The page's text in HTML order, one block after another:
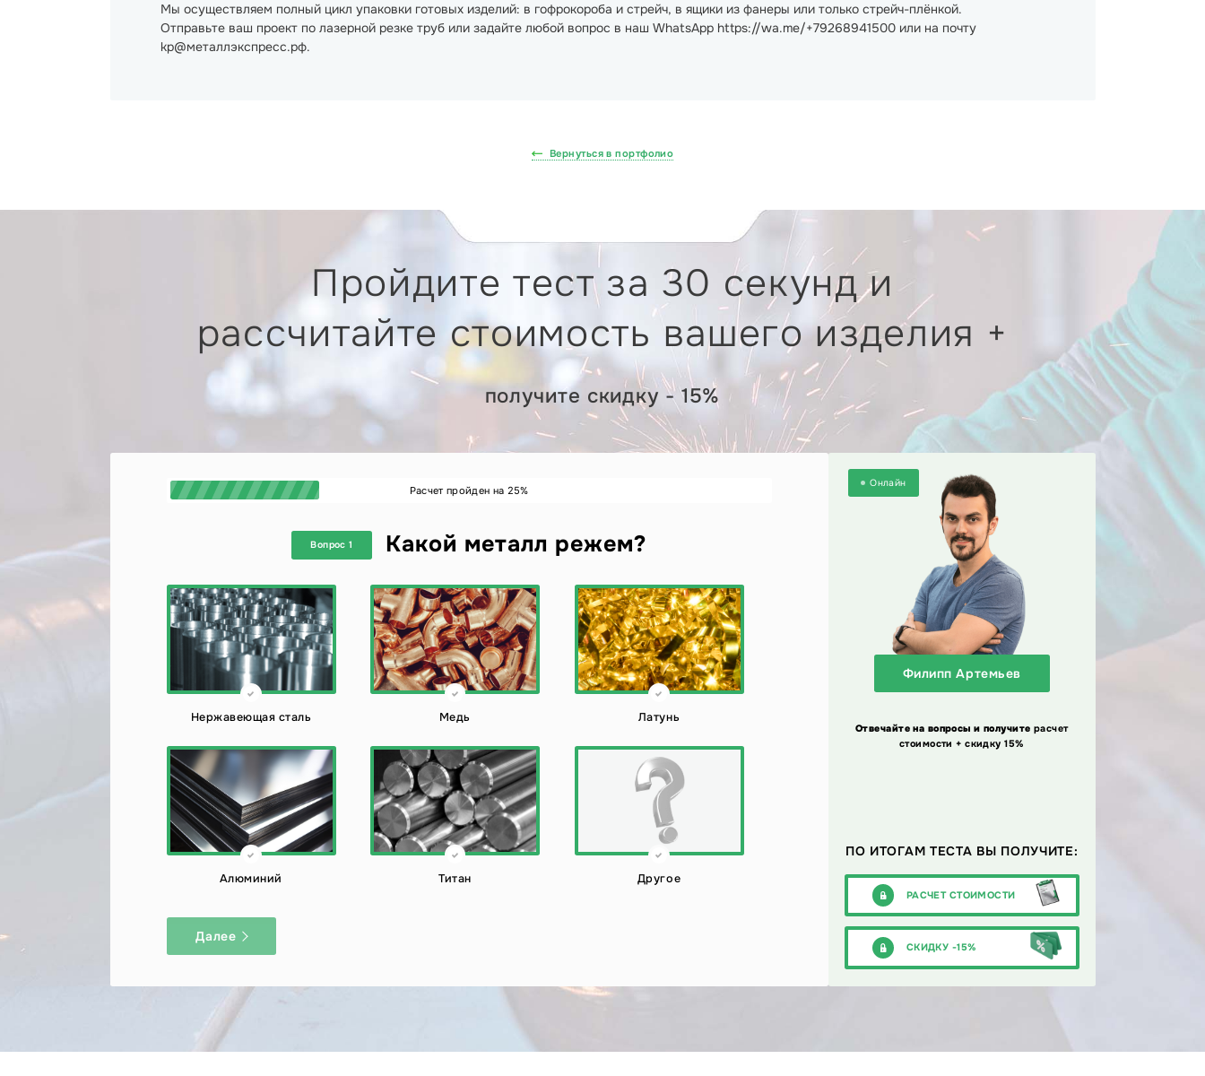
Мы осуществляем полный цикл упаковки готовых изделий: в гофрокороба и стрейч, в ящики из фанеры или только стрейч-плёнкой.
Отправьте ваш проект по лазерной резке труб или задайте любой вопрос в наш WhatsApp https://wa.me/+79268941500 или на почту
kp@металлэкспресс.рф.
Вернуться в портфолио
Пройдите тест за 30 секунд и
рассчитайте стоимость вашего изделия +
получите скидку - 15%
Расчет пройден на 25%
Вопрос 1 Какой металл режем?
Нержавеющая сталь Медь Латунь
Алюминий Титан Другое
Далее
Онлайн
Филипп Артемьев
Отвечайте на вопросы и получите расчет
стоимости + скидку 15%
ПО ИТОГАМ ТЕСТА ВЫ ПОЛУЧИТЕ:
РАСЧЕТ СТОИМОСТИ
СКИДКУ -15%